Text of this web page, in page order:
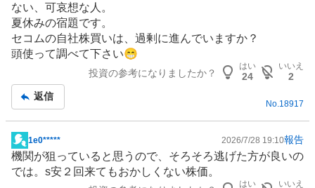
ない、可哀想な人。
夏休みの宿題です。
セコムの自社株買いは、過剰に進んでいますか？
頭使って調べて下さい😁
投資の参考になりましたか？
はい
24
いいえ
2
返信
No. 18917
掲
示
板
1e0***** 2026/7/28 19:10報告
機関が狙っていると思うので、そろそろ逃げた方が良いの
では。s安２回来てもおかしくない株価。
はい いいえ